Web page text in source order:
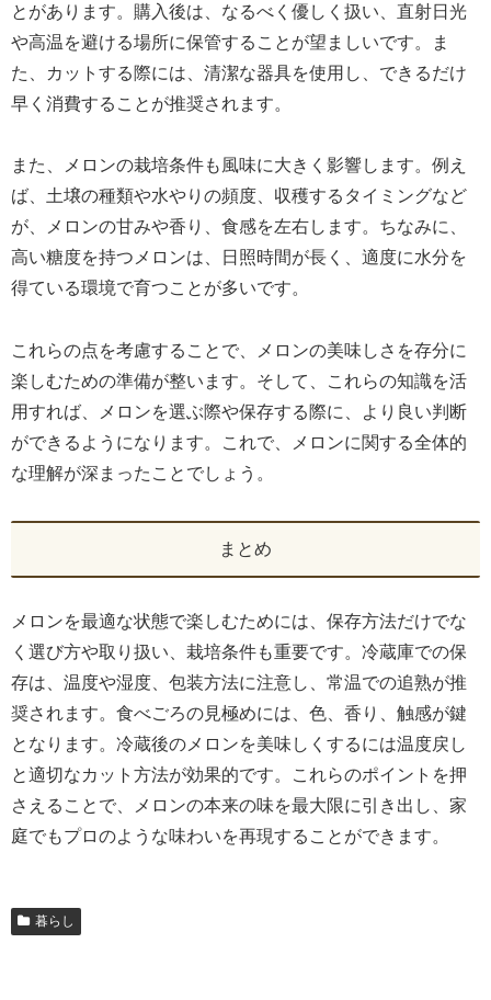
とがあります。購入後は、なるべく優しく扱い、直射日光
や高温を避ける場所に保管することが望ましいです。ま
た、カットする際には、清潔な器具を使用し、できるだけ
早く消費することが推奨されます。
また、メロンの栽培条件も風味に大きく影響します。例え
ば、土壌の種類や水やりの頻度、収穫するタイミングなど
が、メロンの甘みや香り、食感を左右します。ちなみに、
高い糖度を持つメロンは、日照時間が長く、適度に水分を
得ている環境で育つことが多いです。
これらの点を考慮することで、メロンの美味しさを存分に
楽しむための準備が整います。そして、これらの知識を活
用すれば、メロンを選ぶ際や保存する際に、より良い判断
ができるようになります。これで、メロンに関する全体的
な理解が深まったことでしょう。
まとめ
メロンを最適な状態で楽しむためには、保存方法だけでな
く選び方や取り扱い、栽培条件も重要です。冷蔵庫での保
存は、温度や湿度、包装方法に注意し、常温での追熟が推
奨されます。食べごろの見極めには、色、香り、触感が鍵
となります。冷蔵後のメロンを美味しくするには温度戻し
と適切なカット方法が効果的です。これらのポイントを押
さえることで、メロンの本来の味を最大限に引き出し、家
庭でもプロのような味わいを再現することができます。
暮らし